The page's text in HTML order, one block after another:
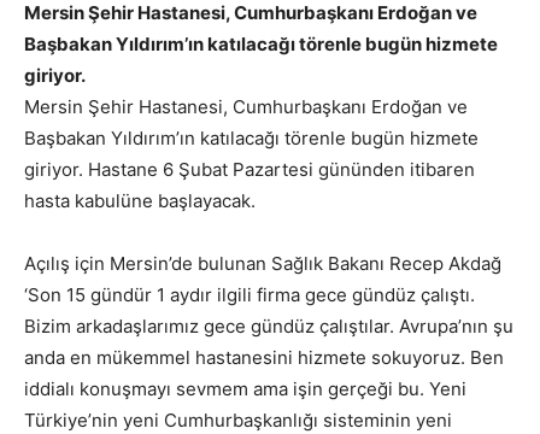
Mersin Şehir Hastanesi, Cumhurbaşkanı Erdoğan ve
Başbakan Yıldırım’ın katılacağı törenle bugün hizmete
giriyor.
Mersin Şehir Hastanesi, Cumhurbaşkanı Erdoğan ve
Başbakan Yıldırım’ın katılacağı törenle bugün hizmete
giriyor. Hastane 6 Şubat Pazartesi gününden itibaren
hasta kabulüne başlayacak.
Açılış için Mersin’de bulunan Sağlık Bakanı Recep Akdağ
‘Son 15 gündür 1 aydır ilgili firma gece gündüz çalıştı.
Bizim arkadaşlarımız gece gündüz çalıştılar. Avrupa’nın şu
anda en mükemmel hastanesini hizmete sokuyoruz. Ben
iddialı konuşmayı sevmem ama işin gerçeği bu. Yeni
Türkiye’nin yeni Cumhurbaşkanlığı sisteminin yeni